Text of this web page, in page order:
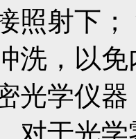
照射下
洗，以
光学仪